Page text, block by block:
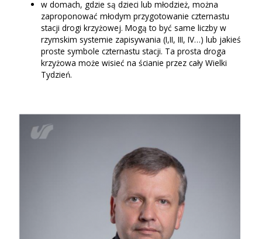
w domach, gdzie są dzieci lub młodzież, można
zaproponować młodym przygotowanie czternastu
stacji drogi krzyżowej. Mogą to być same liczby w
rzymskim systemie zapisywania (I,II, III, IV…) lub jakieś
proste symbole czternastu stacji. Ta prosta droga
krzyżowa może wisieć na ścianie przez cały Wielki
Tydzień.